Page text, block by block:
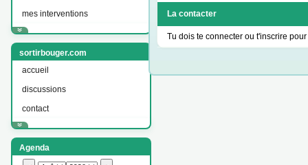
mes interventions
sortirbouger.com
accueil
discussions
contact
Agenda
La contacter
Tu dois te connecter ou t'inscrire